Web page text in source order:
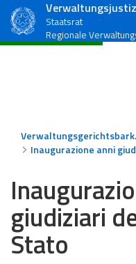
Verwaltungsjustiz
Staatsrat
Regionale
giudiziari
Stato